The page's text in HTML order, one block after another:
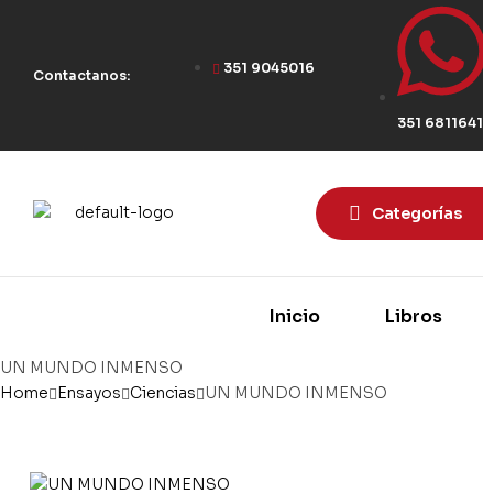
Contactanos: 351 9045016
351 6811641
Categorías
Inicio Libros
UN MUNDO INMENSO
Home
Ensayos Ciencias UN MUNDO INMENSO